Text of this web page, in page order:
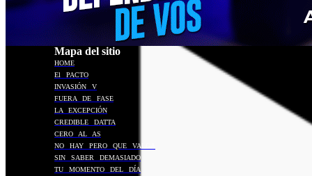
Mapa del sitio
HOME
El PACTO
INVASIÓN V
FUERA DE FASE
LA EXCEPCIÓN
CREDIBLE DATTA
CERO AL AS
NO HAY PERO QUE VALGA
SIN SABER DEMASIADO
TU MOMENTO DEL DÍA